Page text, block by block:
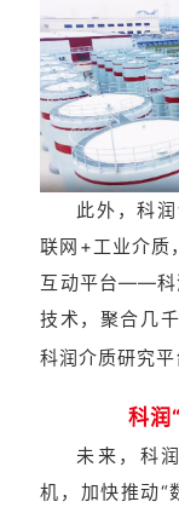
此外，科
联网+工业介质
互动平台——科
技术，聚合几
科润介质研究平
科润
未来，科
机，加快推动“